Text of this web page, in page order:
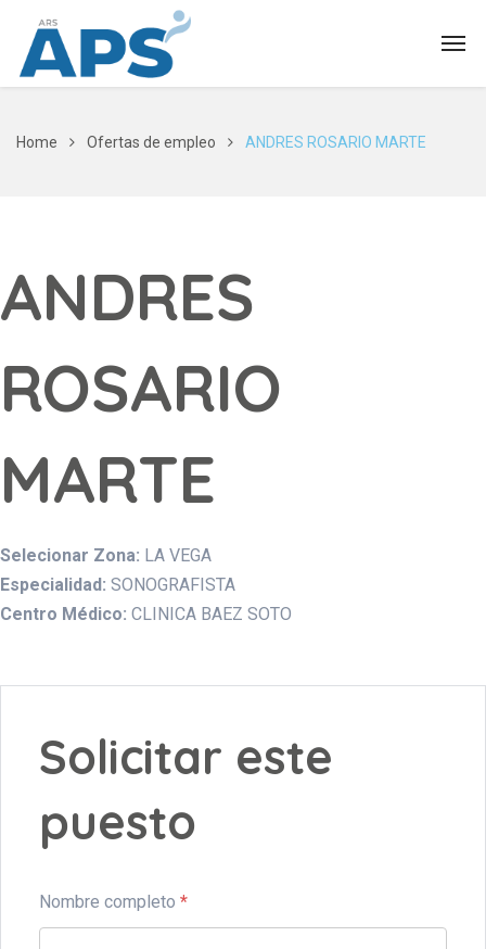
Home Ofertas de empleo ANDRES ROSARIO MARTE
ANDRES
ROSARIO
MARTE
Selecionar Zona: LA VEGA
Especialidad: SONOGRAFISTA
Centro Médico: CLINICA BAEZ SOTO
Solicitar este
puesto
Nombre completo *